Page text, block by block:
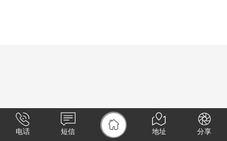
电话 短信 地址 分享